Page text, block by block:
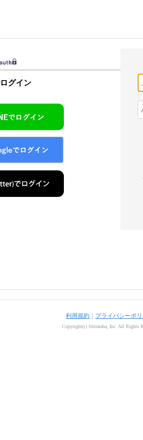
グイン
利用規約 プライバシーポ
Copyright(c) Shitaraba, Inc. All Rights